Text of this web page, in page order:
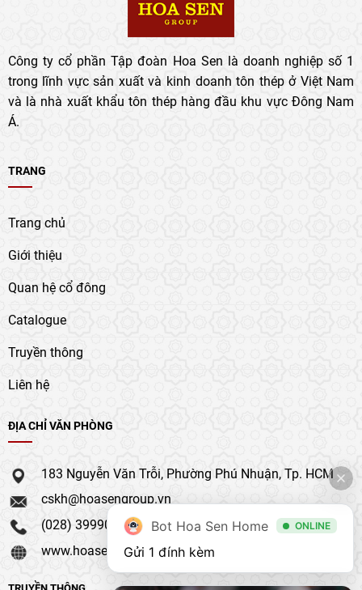
Công ty cổ phần Tập đoàn Hoa Sen là doanh nghiệp số 1
trong lĩnh vực sản xuất và kinh doanh tôn thép ở Việt Nam
và là nhà xuất khẩu tôn thép hàng đầu khu vực Đông Nam
Á.
TRANG
Trang chủ
Giới thiệu
Quan hệ cổ đông
Catalogue
Truyền thông
Liên hệ
ĐỊA CHỈ VĂN PHÒNG
183 Nguyễn Văn Trỗi, Phường Phú Nhuận, Tp. HCM
cskh@hoasengroup.vn
(028) 39990 111
www.hoasengroup.vn
Bot Hoa Sen Home ONLINE
Gửi 1 đính kèm